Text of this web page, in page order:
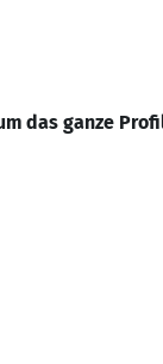
das ganze